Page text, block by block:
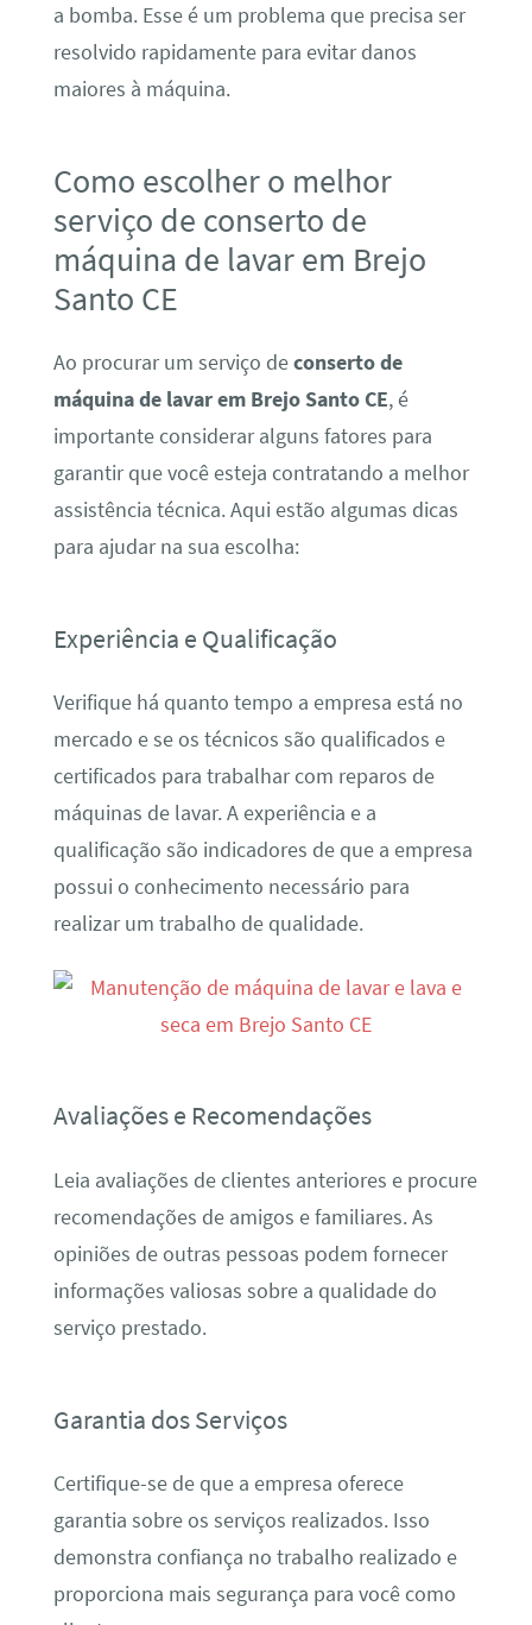
a bomba. Esse é um problema que precisa ser
resolvido rapidamente para evitar danos
maiores à máquina.
Como escolher o melhor
serviço de conserto de
máquina de lavar em Brejo
Santo CE
Ao procurar um serviço deconserto de
máquina de lavar em Brejo Santo CE, é
importante considerar alguns fatores para
garantir que você esteja contratando a melhor
assistência técnica. Aqui estão algumas dicas
para ajudar na sua escolha:
Experiência e Qualificação
Verifique há quanto tempo a empresa está no
mercado e se os técnicos são qualificados e
certificados para trabalhar com reparos de
máquinas de lavar. A experiência e a
qualificação são indicadores de que a empresa
possui o conhecimento necessário para
realizar um trabalho de qualidade.
Avaliações e Recomendações
Leia avaliações de clientes anteriores e procure
recomendações de amigos e familiares. As
opiniões de outras pessoas podem fornecer
informações valiosas sobre a qualidade do
serviço prestado.
Garantia dos Serviços
Certifique-se de que a empresa oferece
garantia sobre os serviços realizados. Isso
demonstra confiança no trabalho realizado e
proporciona mais segurança para você como